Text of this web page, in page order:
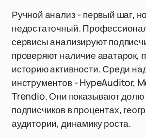
Ручной анализ - первый шаг, но
недостаточный.
сервисы анализируют
проверяют наличие аватарок,
историю активности. Среди
инструментов - HypeAuditor,
Trendio. Они показывают
подписчиков в процентах,
аудитории, динамику роста.